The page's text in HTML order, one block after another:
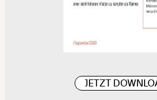
JETZT